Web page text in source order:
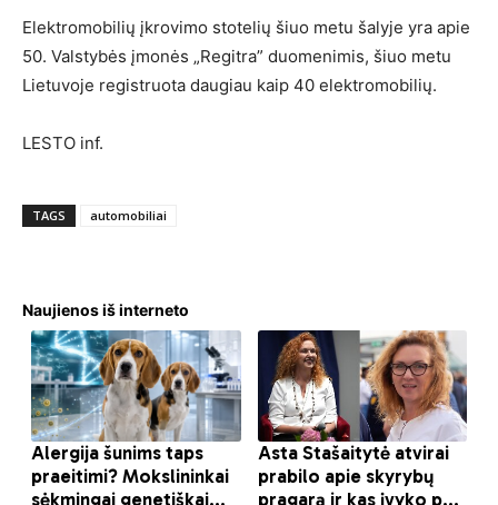
Elektromobilių įkrovimo stotelių šiuo metu šalyje yra apie
50. Valstybės įmonės „Regitra” duomenimis, šiuo metu
Lietuvoje registruota daugiau kaip 40 elektromobilių.
LESTO inf.
TAGS automobiliai
Naujienos iš interneto